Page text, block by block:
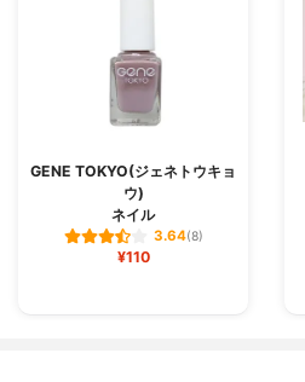
GENE TOKYO(ジェネトウキョ
ウ)
ネイル
3.64(8)
¥110